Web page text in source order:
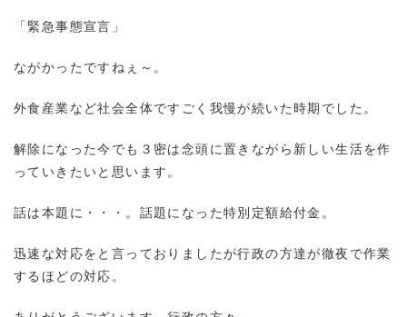
「緊急事態宣言」
ながかったですねぇ～。
外食産業など社会全体ですごく我慢が続いた時期でした。
解除になった今でも３密は念頭に置きながら新しい生活を作
っていきたいと思います。
話は本題に・・・。話題になった特別定額給付金。
迅速な対応をと言っておりましたが行政の方達が徹夜で作業
するほどの対応。